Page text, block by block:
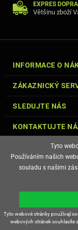
EXPRES
Většinu zboží
INFORMACE O
ZÁKAZNICKÝ
SLEDUJTE NÁS
KONTAKTUJTE
E-
Tyto
Používáním našich
souladu s našimi
Tyto webové stránky používají
webových stránek souhlasíte